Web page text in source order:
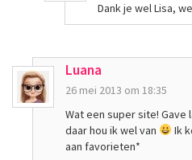
Dank je wel Lisa,
Luana
26 mei 2013 om 18:35
Wat een super site! Gave
daar hou ik wel van
Ik
aan favorieten*